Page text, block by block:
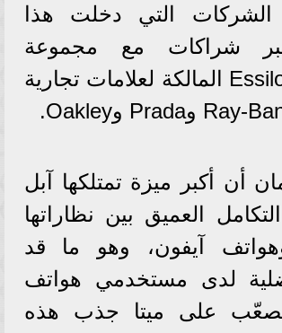
التي دخلت هذا
شراكات مع مجموعة
EssilorLuxottica المالكة لعلامات تجارية
أن أكبر ميزة تمتلكها آبل
العميق بين نظاراتها
وهواتف آيفون، وهو ما قد
لدى مستخدمي هواتف
على ميتا جذب هذه